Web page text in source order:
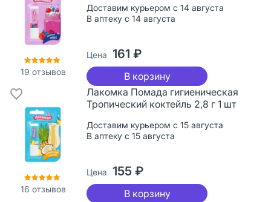
19 отзывов
Доставим курьером с 14 августа
В аптеку с 14 августа
Цена 161 ₽
В корзину
16 отзывов
Лакомка Помада гигиеническая
Тропический коктейль 2,8 г 1 шт
Доставим курьером с 15 августа
В аптеку с 15 августа
Цена 155 ₽
В корзину